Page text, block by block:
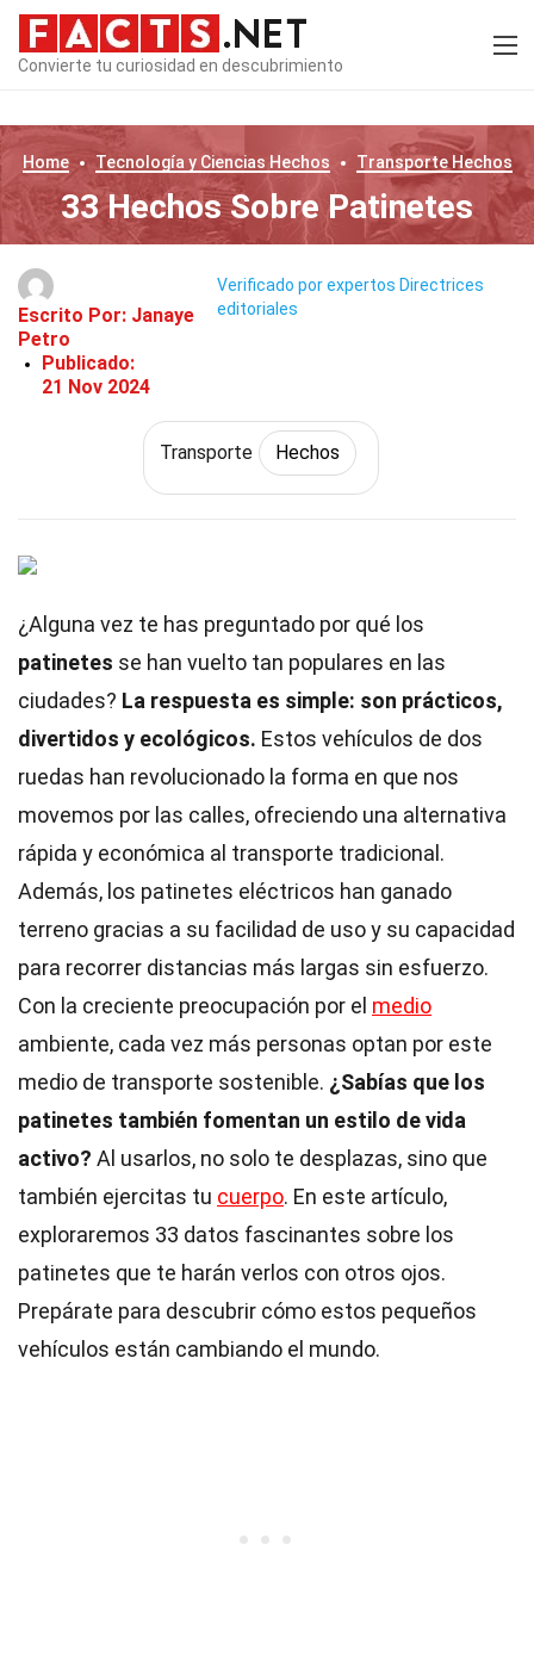
Convierte tu curiosidad en descubrimiento
Home Tecnología y Ciencias Hechos TransporteHechos
33 Hechos Sobre Patinetes
Escrito Por: Janaye
Petro
Publicado:
21 Nov 2024
Verificado por expertos Directrices
editoriales
Transporte Hechos
¿Alguna vez te has preguntado por qué los
patinetes se han vuelto tan populares en las
ciudades? La respuesta es simple: son prácticos,
divertidos y ecológicos. Estos vehículos de dos
ruedas han revolucionado la forma en que nos
movemos por las calles, ofreciendo una alternativa
rápida y económica al transporte tradicional.
Además, los patinetes eléctricos han ganado
terreno gracias a su facilidad de uso y su capacidad
para recorrer distancias más largas sin esfuerzo.
Con la creciente preocupación por el medio
ambiente, cada vez más personas optan por este
medio de transporte sostenible. ¿Sabías que los
patinetes también fomentan un estilo de vida
activo? Al usarlos, no solo te desplazas, sino que
también ejercitas tu cuerpo. En este artículo,
exploraremos 33 datos fascinantes sobre los
patinetes que te harán verlos con otros ojos.
Prepárate para descubrir cómo estos pequeños
vehículos están cambiando el mundo.